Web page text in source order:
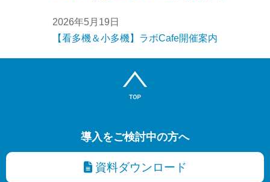
2026年5月19日
【看多機＆小多機】ラボCafe開催案内
導入をご検討中の方へ
資料ダウンロード